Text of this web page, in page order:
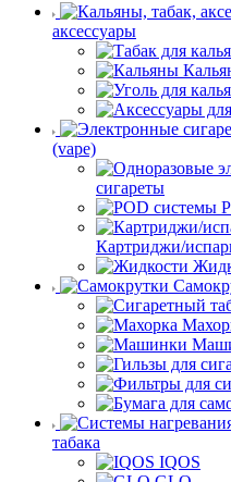
аксессуары
(vape)
сигареты
Картриджи/
табака
IQOS